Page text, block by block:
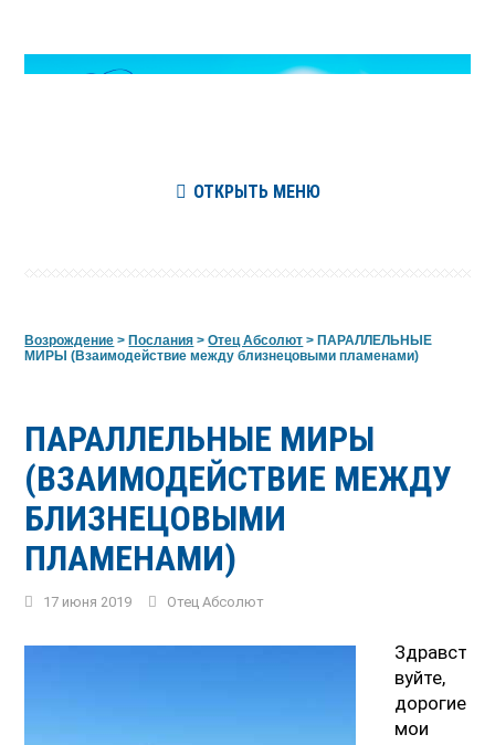
ОТКРЫТЬ МЕНЮ
Возрождение >Послания >Отец Абсолют >ПАРАЛЛЕЛЬНЫЕ
МИРЫ (Взаимодействие между близнецовыми пламенами)
ПАРАЛЛЕЛЬНЫЕ МИРЫ
(ВЗАИМОДЕЙСТВИЕ МЕЖДУ
БЛИЗНЕЦОВЫМИ
ПЛАМЕНАМИ)
17 июня 2019 Отец Абсолют
Здравст
вуйте,
дорогие
мои